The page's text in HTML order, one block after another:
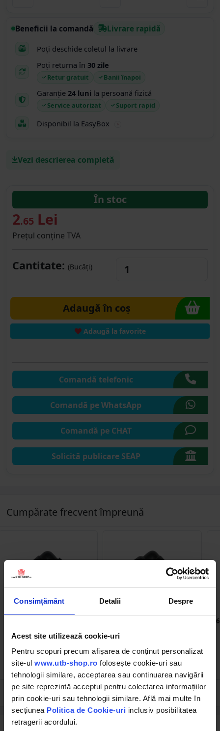
Consimțământ Detalii Despre
Acest site utilizează cookie-uri
Pentru scopuri precum afișarea de conținut personalizat
site-ul www.utb-shop.ro folosește cookie-uri sau
tehnologii similare, acceptarea sau continuarea navigării
pe site reprezintă acceptul pentru colectarea informațiilor
prin cookie-uri sau tehnologii similare. Află mai multe în
secțiunea Politica de Cookie-uri inclusiv posibilitatea
retragerii acordului.
Beneficii la comandă Livrare rapidă
Poți deschide coletul la livrare
Poți returna în 30 zile
Retur gratuit Banii înapoi
Garanție 24 luni la persoană fizică
Service autorizat Suport rapid
Disponibil la EasyBox
Vezi descrierea completă
În stoc
2.65 Lei
Prețul conține TVA
Cantitate: (Bucăți)
Adaugă în coș
Adaugă la favorite
Comandă telefonic
Comandă pe WhatsApp
Comandă pe CHAT
Solicită publicare SEAP
Cumpărate frecvent împreună
DISVA42
Mufa rapida cot plastic
2.00 RON
Mufa rapida cot plastic
3.00 RON